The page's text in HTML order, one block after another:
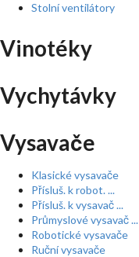
Stolní ventilátory
Vinotéky
Vychytávky
Vysavače
Klasické vysavače
Přísluš. k robot. ...
Přísluš. k vysavač ...
Průmyslové vysavač ...
Robotické vysavače
Ruční vysavače